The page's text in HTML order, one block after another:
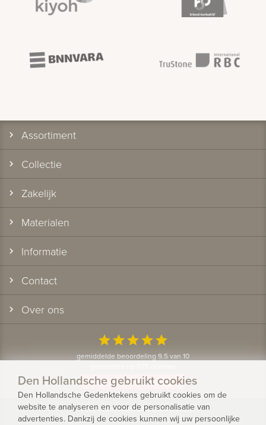
Assortiment
Collectie
Zakelijk
Materialen
Informatie
Contact
Over ons
starstarstarstarstar
gemiddelde beoordeling 9.5 van 10
Bekijk alle klantervaringen
© 2026 - Den Hollandsche Gedenktekens
Den Hollandsche gebruikt cookies
Den Hollandsche Gedenktekens gebruikt cookies om de
website te analyseren en voor de personalisatie van
advertenties. Dankzij de cookies kunnen wij uw persoonlijke